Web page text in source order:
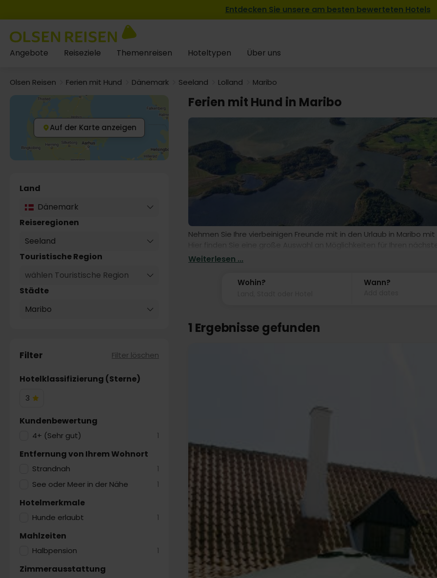
Entdecken Sie unsere am besten bewerteten Hotels
Angebote Reiseziele Themenreisen Hoteltypen Über uns
Olsen Reisen Ferien mit Hund Dänemark Seeland Lolland Maribo
Auf der Karte anzeigen
Land
Dänemark
Reiseregionen
Seeland
Touristische Region
wählen Touristische Region
Städte
Maribo
Filter Filter löschen
Hotelklassifizierung (Sterne)
3
3
Kundenbewertung
4+ (Sehr gut) 1
Entfernung von Ihrem Wohnort
Strandnah 1
See oder Meer in der Nähe 1
Hotelmerkmale
Hunde erlaubt 1
Mahlzeiten
Halbpension 1
Zimmerausstattung
Ferien mit Hund in Maribo
Nehmen Sie Ihre vierbeinigen Freunde mit in den Urlaub in Maribo
Hier finden Sie eine große Auswahl an Möglichkeiten für Ihren
mitnehmen können. Buchen Sie noch heute einen tollen Urlaub mit
Weiterlesen ...
Wohin? Wann?
1 Ergebnisse gefunden